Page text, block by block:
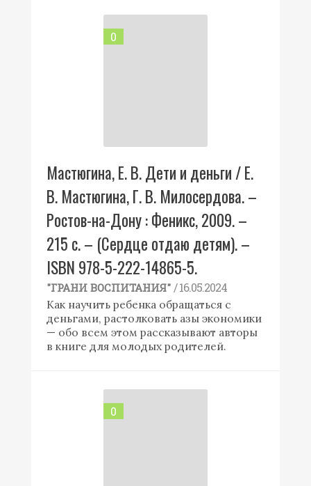
0
Мастюгина, Е. В. Дети и деньги / Е.
В. Мастюгина, Г. В. Милосердова. –
Ростов-на-Дону : Феникс, 2009. –
215 с. – (Сердце отдаю детям). –
ISBN 978-5-222-14865-5.
"ГРАНИ ВОСПИТАНИЯ" / 16.05.2024
Как научить ребенка обращаться с
деньгами, растолковать азы экономики
— обо всем этом рассказывают авторы
в книге для молодых родителей.
0